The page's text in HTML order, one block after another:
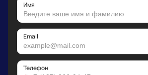
Имя
Email
Телефон